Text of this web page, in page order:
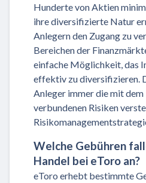
Hunderte von Aktien
ihre diversifizierte Natur
Anlegern den Zugang zu
Bereichen der
einfache Möglichkeit, das
effektiv zu diversifizieren.
Anleger immer die mit dem
verbundenen Risiken
Welche Gebühren
Handel bei eToro an?
eToro erhebt bestimmte